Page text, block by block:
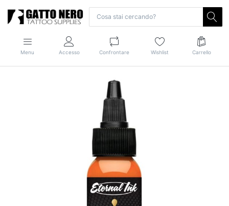
Menu Accesso Confrontare Wishlist Carrello